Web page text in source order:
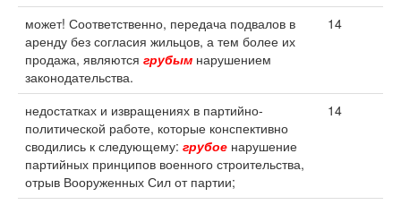
может! Соответственно, передача подвалов в
аренду без согласия жильцов, а тем более их
продажа, являются грубым нарушением
законодательства.
14
недостатках и извращениях в партийно-
политической работе, которые конспективно
сводились к следующему: грубое нарушение
партийных принципов военного строительства,
отрыв Вооруженных Сил от партии;
14